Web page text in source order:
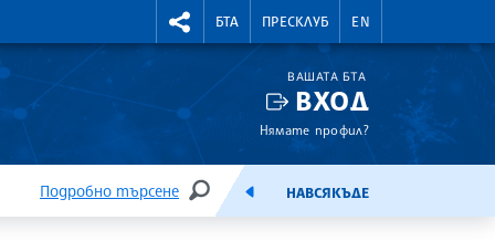
КУРСОВЕ RIGHTMENU.SOCIAL
БТА ПРЕСКЛУБ EN
ВАШАТА БТА
ВХОД
Нямате профил?
Подробно търсене
ТЪРСЕНЕЕМИСИЯНАВСЯКЪДЕ